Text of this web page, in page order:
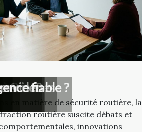
en matière de sécurité routière, la
routière suscite débats et
innovations
?
?
services
vidéofiable ?